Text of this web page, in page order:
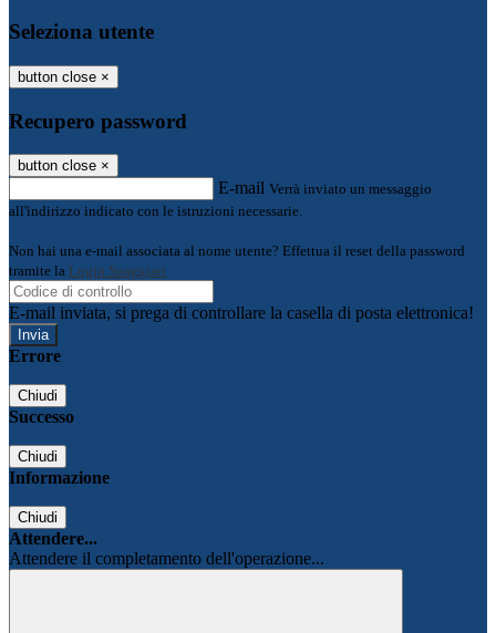
Seleziona utente
button close ×
Recupero password
button close ×
E-mail Verrà inviato un messaggio
all'indirizzo indicato con le istruzioni necessarie.
Non hai una e-mail associata al nome utente? Effettua il reset della password
tramite la Login Spaggiari
E-mail inviata, si prega di controllare la casella di posta elettronica!
Errore
Chiudi
Successo
Chiudi
Informazione
Chiudi
Attendere...
Attendere il completamento dell'operazione...